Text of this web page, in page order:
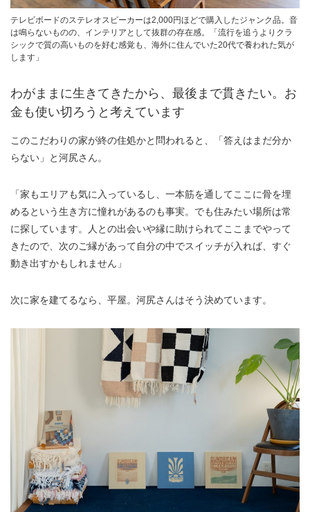
テレビボードのステレオスピーカーは2,000円ほどで購入したジャンク品。音
は鳴らないものの、インテリアとして抜群の存在感。「流行を追うよりクラ
シックで質の高いものを好む感覚も、海外に住んでいた20代で養われた気が
します」
わがままに生きてきたから、最後まで貫きたい。お
金も使い切ろうと考えています
このこだわりの家が終の住処かと問われると、「答えはまだ分か
らない」と河尻さん。
「家もエリアも気に入っているし、一本筋を通してここに骨を埋
めるという生き方に憧れがあるのも事実。でも住みたい場所は常
に探しています。人との出会いや縁に助けられてここまでやって
きたので、次のご縁があって自分の中でスイッチが入れば、すぐ
動き出すかもしれません」
次に家を建てるなら、平屋。河尻さんはそう決めています。